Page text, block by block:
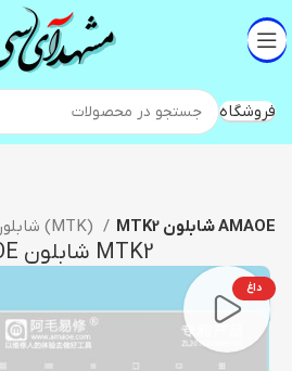
فروشگاه
شابلون مدیاتک (MTK) MTK2 شابلون AMAOE
MTK2 شابلون AMAOE
داغ